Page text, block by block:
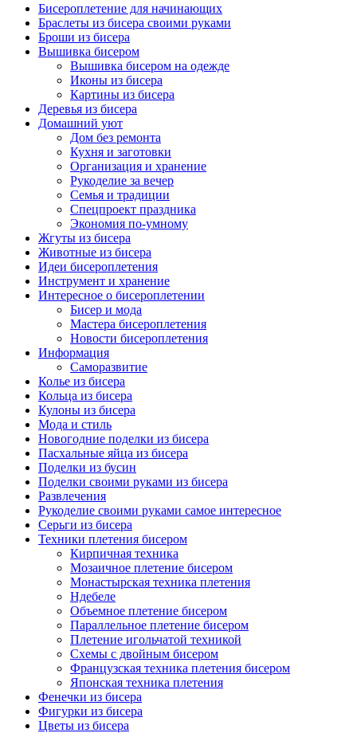
Бисероплетение для начинающих
Браслеты из бисера своими руками
Броши из бисера
Вышивка бисером
Вышивка бисером на одежде
Иконы из бисера
Картины из бисера
Деревья из бисера
Домашний уют
Дом без ремонта
Кухня и заготовки
Организация и хранение
Рукоделие за вечер
Семья и традиции
Спецпроект праздника
Экономия по-умному
Жгуты из бисера
Животные из бисера
Идеи бисероплетения
Инструмент и хранение
Интересное о бисероплетении
Бисер и мода
Мастера бисероплетения
Новости бисероплетения
Информация
Саморазвитие
Колье из бисера
Кольца из бисера
Кулоны из бисера
Мода и стиль
Новогодние поделки из бисера
Пасхальные яйца из бисера
Поделки из бусин
Поделки своими руками из бисера
Развлечения
Рукоделие своими руками самое интересное
Серьги из бисера
Техники плетения бисером
Кирпичная техника
Мозаичное плетение бисером
Монастырская техника плетения
Ндебеле
Объемное плетение бисером
Параллельное плетение бисером
Плетение игольчатой техникой
Схемы с двойным бисером
Французская техника плетения бисером
Японская техника плетения
Фенечки из бисера
Фигурки из бисера
Цветы из бисера